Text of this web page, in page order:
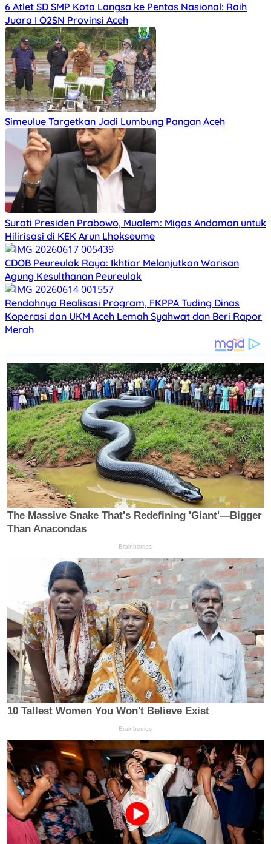
6 Atlet SD SMP Kota Langsa ke Pentas Nasional: Raih
Juara I O2SN Provinsi Aceh
Simeulue Targetkan Jadi Lumbung Pangan Aceh
Surati Presiden Prabowo, Mualem: Migas Andaman untuk
Hilirisasi di KEK Arun Lhokseume
C‎DOB Peureulak Raya: Ikhtiar Melanjutkan Warisan
Agung Kesulthanan Peureulak
Rendahnya Realisasi Program, FKPPA Tuding Dinas
Koperasi dan UKM Aceh Lemah Syahwat dan Beri Rapor
Merah